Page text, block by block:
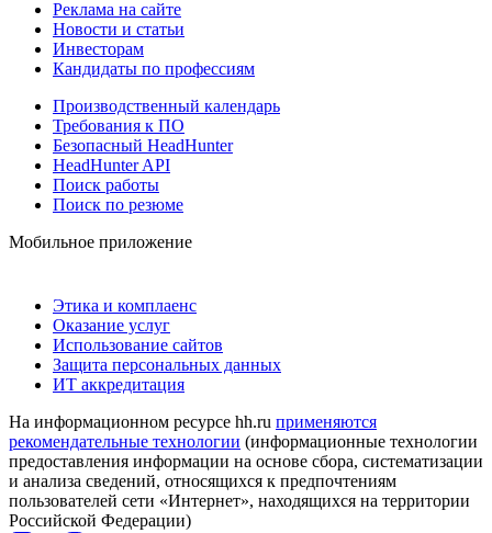
Реклама на сайте
Новости и статьи
Инвесторам
Кандидаты по профессиям
Производственный календарь
Требования к ПО
Безопасный HeadHunter
HeadHunter API
Поиск работы
Поиск по резюме
Мобильное приложение
Этика и комплаенс
Оказание услуг
Использование сайтов
Защита персональных данных
ИТ аккредитация
На информационном ресурсе hh.ru применяются
рекомендательные технологии (информационные технологии
предоставления информации на основе сбора, систематизации
и анализа сведений, относящихся к предпочтениям
пользователей сети «Интернет», находящихся на территории
Российской Федерации)